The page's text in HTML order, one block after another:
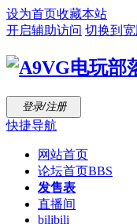
设为首页收藏本站
开启辅助访问 切换到宽
登录/注册
快捷导航
网站首页
论坛首页BBS
发售表
直播间
bilibili